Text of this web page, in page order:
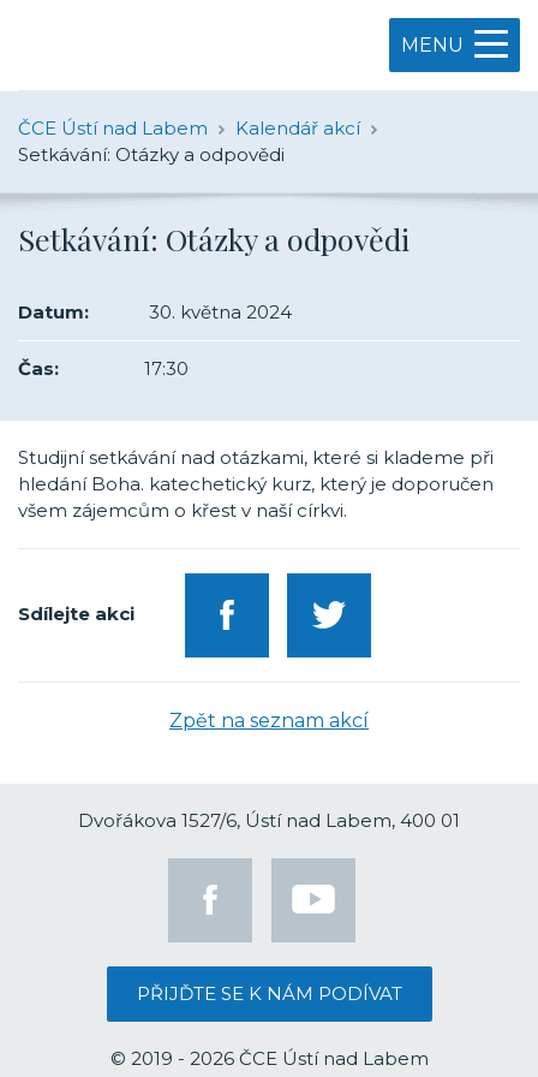
MENU
ČCE Ústí nad Labem
Kalendář akcí
Setkávání: Otázky a odpovědi
Setkávání: Otázky a odpovědi
Datum: 30. května 2024
Čas: 17:30
Studijní setkávání nad otázkami, které si klademe při
hledání Boha. katechetický kurz, který je doporučen
všem zájemcům o křest v naší církvi.
Sdílejte akci
Zpět na seznam akcí
Dvořákova 1527/6, Ústí nad Labem, 400 01
PŘIJĎTE SE K NÁM PODÍVAT
© 2019 - 2026 ČCE Ústí nad Labem